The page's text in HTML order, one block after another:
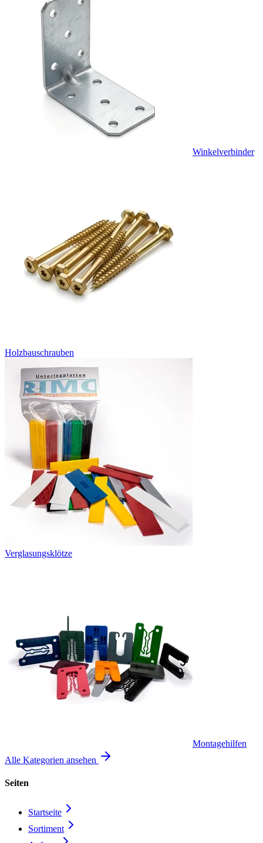
Winkelverbinder
Holzbauschrauben
Verglasungsklötze
Montagehilfen
Alle Kategorien ansehen
Seiten
Startseite
Sortiment